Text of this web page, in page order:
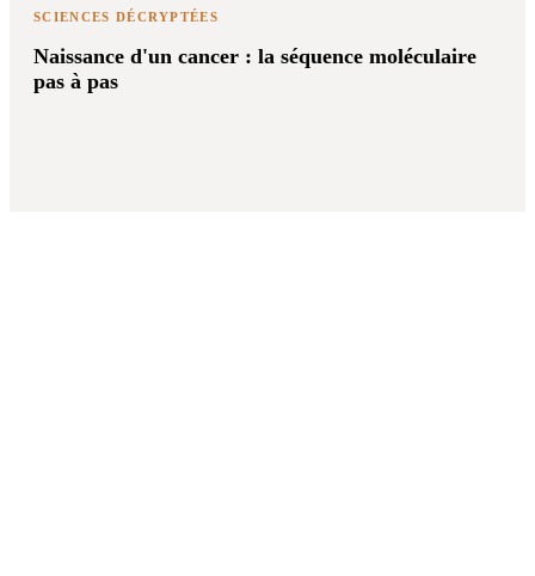
SCIENCES DÉCRYPTÉES
Naissance d'un cancer : la séquence moléculaire
pas à pas